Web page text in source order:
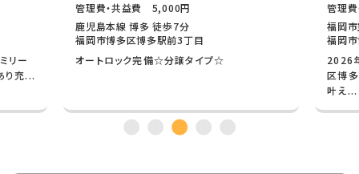
リー
り充...
管理費・共益費 5,000円
鹿児島本線 博多 徒歩7分
福岡市博多区博多駅前3丁目
オートロック完備☆分譲タイプ☆
管理
福岡
福岡
2026
区博
叶え...